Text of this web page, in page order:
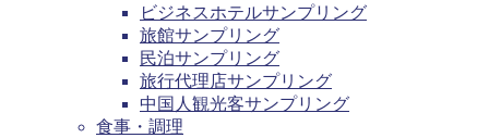
ビジネスホテルサンプリング
旅館サンプリング
民泊サンプリング
旅行代理店サンプリング
中国人観光客サンプリング
食事・調理